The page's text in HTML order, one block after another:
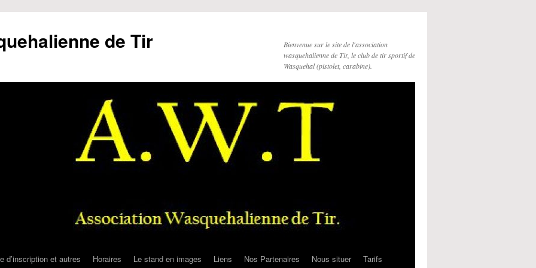
de Tir
Bienvenue sur le site de l'association
wasquehalienne de Tir, le club de tir sportif de
Wasquehal (pistolet, carabine).
d’inscription et autres Horaires Le stand en images Liens Nos Partenaires Nous situer Tarifs